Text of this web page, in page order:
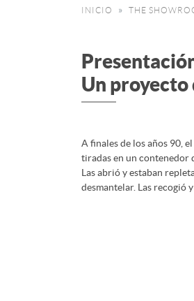
INICIO THE
Un proyecto
A finales de los años 90,
tiradas en un contenedor
Las abrió y estaban
desmantelar. Las recogió